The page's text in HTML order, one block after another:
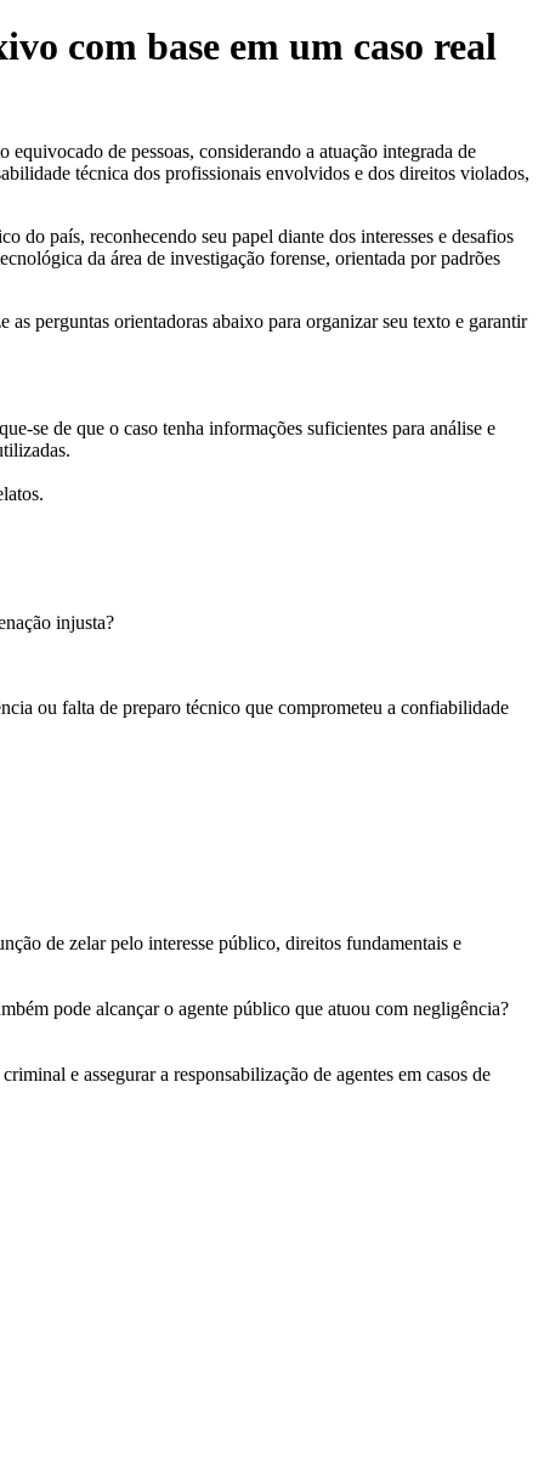
com base em um caso real
de pessoas, considerando a atuação integrada de
técnica dos profissionais envolvidos e dos direitos violados,
do país, reconhecendo seu papel diante dos interesses e desafios
da área de investigação forense, orientada por padrões
perguntas orientadoras abaixo para organizar seu texto e garantir
se de que o caso tenha informações suficientes para análise e
injusta?
ou falta de preparo técnico que comprometeu a confiabilidade
de zelar pelo interesse público, direitos fundamentais e
pode alcançar o agente público que atuou com negligência?
e assegurar a responsabilização de agentes em casos de